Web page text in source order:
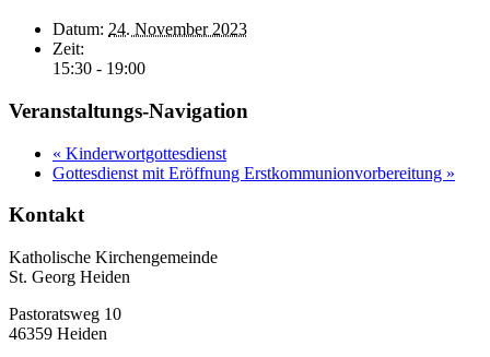
Datum: 24. November 2023
Zeit:
15:30 - 19:00
Veranstaltungs-Navigation
« Kinderwortgottesdienst
Gottesdienst mit Eröffnung Erstkommunionvorbereitung »
Kontakt
Katholische Kirchengemeinde
St. Georg Heiden
Pastoratsweg 10
46359 Heiden